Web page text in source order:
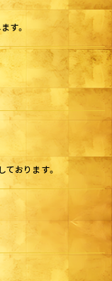
す。
ております。